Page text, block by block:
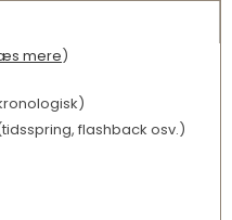
mere)
flashback osv.)